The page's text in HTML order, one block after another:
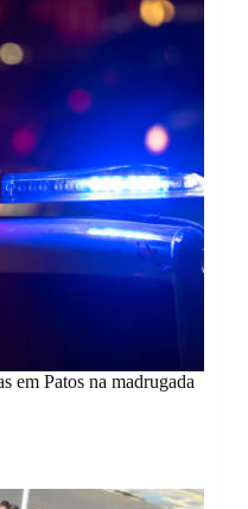
em Patos na madrugada